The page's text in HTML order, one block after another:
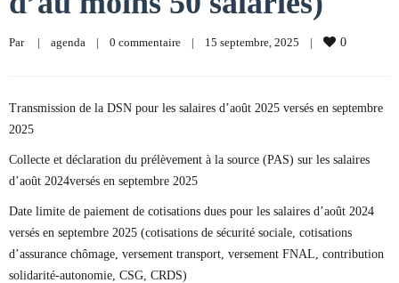
Par | agenda | 0 commentaire | 15 septembre, 2025 | 0
Transmission de la DSN pour les salaires d’août 2025 versés en septembre
2025
Collecte et déclaration du prélèvement à la source (PAS) sur les salaires
d’août 2024versés en septembre 2025
Date limite de paiement de cotisations dues pour les salaires d’août 2024
versés en septembre 2025 (cotisations de sécurité sociale, cotisations
d’assurance chômage, versement transport, versement FNAL, contribution
solidarité-autonomie, CSG, CRDS)